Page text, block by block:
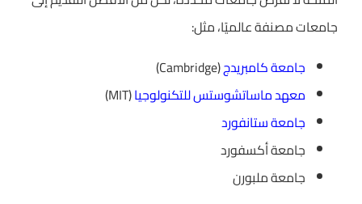
جامعات مصنفة عالميًا، مثل:
جامعة كامبريدج(Cambridge)
معهد ماساتشوستس للتكنولوجيا(MIT)
جامعة ستانفورد
جامعة أكسفورد
جامعة ملبورن